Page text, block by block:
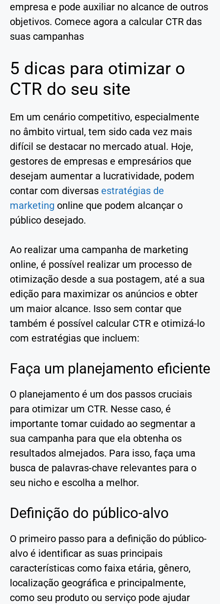
empresa e pode auxiliar no alcance de outros
objetivos. Comece agora a calcular CTR das
suas campanhas
5 dicas para otimizar o
CTR do seu site
Em um cenário competitivo, especialmente
no âmbito virtual, tem sido cada vez mais
difícil se destacar no mercado atual. Hoje,
gestores de empresas e empresários que
desejam aumentar a lucratividade, podem
contar com diversas estratégias de
marketing online que podem alcançar o
público desejado.
Ao realizar uma campanha de marketing
online, é possível realizar um processo de
otimização desde a sua postagem, até a sua
edição para maximizar os anúncios e obter
um maior alcance. Isso sem contar que
também é possível calcular CTR e otimizá-lo
com estratégias que incluem:
Faça um planejamento eficiente
O planejamento é um dos passos cruciais
para otimizar um CTR. Nesse caso, é
importante tomar cuidado ao segmentar a
sua campanha para que ela obtenha os
resultados almejados. Para isso, faça uma
busca de palavras-chave relevantes para o
seu nicho e escolha a melhor.
Definição do público-alvo
O primeiro passo para a definição do público-
alvo é identificar as suas principais
características como faixa etária, gênero,
localização geográfica e principalmente,
como seu produto ou serviço pode ajudar